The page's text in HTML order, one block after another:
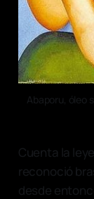
Abaporu, óleo
Cuenta la
reconoció
desde